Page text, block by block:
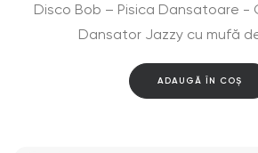
Disco Bob – Pisica Dansatoare -
Dansator Jazzy cu mufă
ADAUGĂ ÎN COȘ